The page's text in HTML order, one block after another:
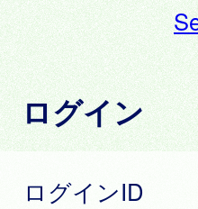
ログイン
ログインID